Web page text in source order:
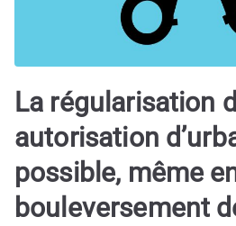
La régularisation
autorisation
possible, même
bouleversement